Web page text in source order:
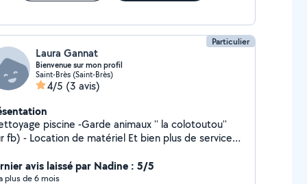
Particulier
Laura Gannat
Bienvenue sur mon profil
Saint-Brès (Saint-Brès)
4/5 (3 avis)
piscine -Garde animaux '' la colotoutou''
Et bien plus de services..
avis laissé par Nadine : 5/5
plus de 6 mois